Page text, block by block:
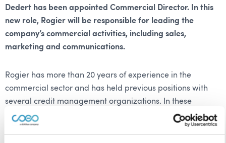
Dedert has been appointed Commercial Director. In this
new role, Rogier will be responsible for leading the
company’s commercial activities, including sales,
marketing and communications.
Rogier has more than 20 years of experience in the
commercial sector and has held previous positions with
several credit management organizations. In these
positions, he has built a proven track record in achieving
commercial goals and building strong relationships with